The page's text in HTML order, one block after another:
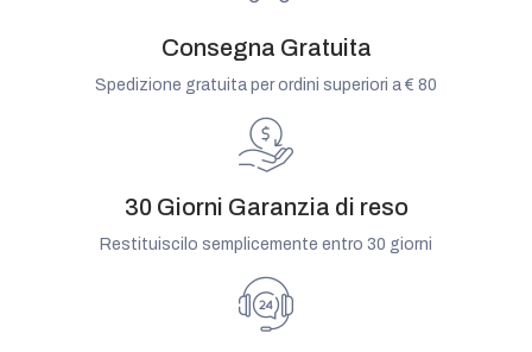
Consegna Gratuita
Spedizione gratuita per ordini superiori a € 80
30 Giorni Garanzia di reso
Restituiscilo semplicemente entro 30 giorni